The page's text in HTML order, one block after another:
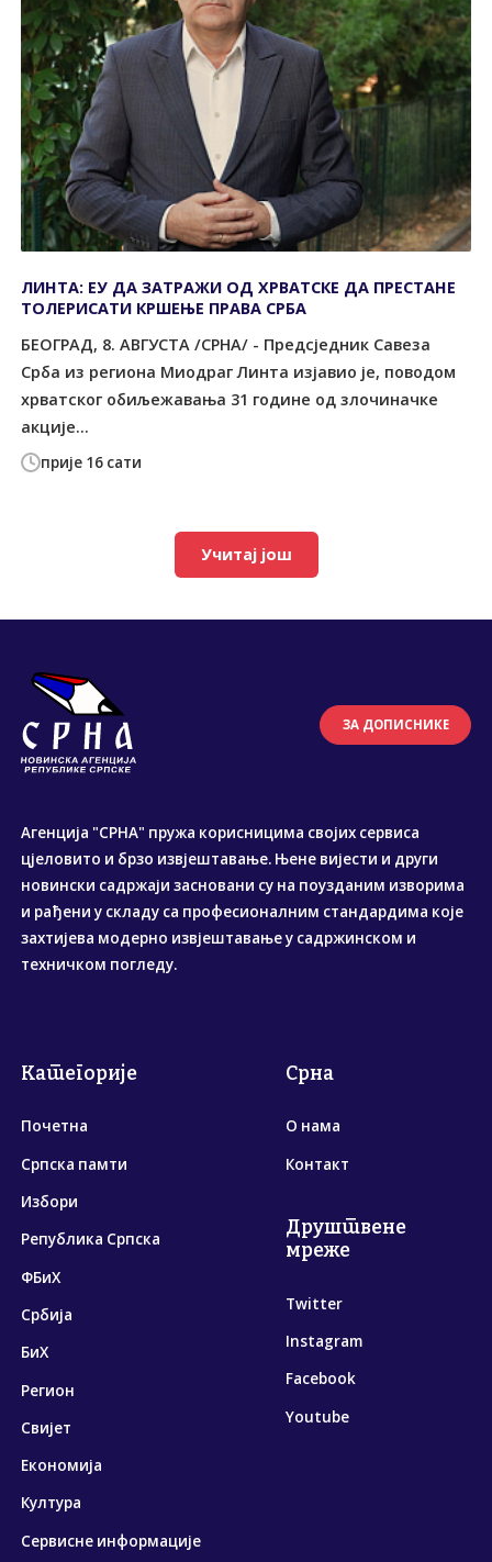
прије 16 сати
ЛИНТА: ЕУ ДА ЗАТРАЖИ ОД ХРВАТСКЕ ДА ПРЕСТАНЕ
ТОЛЕРИСАТИ КРШЕЊЕ ПРАВА СРБА
БЕОГРАД, 8. АВГУСТА /СРНА/ - Предсједник Савеза
Срба из региона Миодраг Линта изјавио је, поводом
хрватског обиљежавања 31 године од злочиначке
акције...
Учитај још
ЗА ДОПИСНИКЕ
Агенција "СРНА" пружа корисницима својих сервиса
цјеловито и брзо извјештавање. Њене вијести и други
новински садржаји засновани су на поузданим изворима
и рађени у складу са професионалним стандардима које
захтијева модерно извјештавање у садржинском и
техничком погледу.
Категорије
Почетна
Српска памти
Избори
Република Српска
ФБиХ
Србија
БиХ
Регион
Свијет
Економија
Култура
Сервисне информације
Срна
О нама
Контакт
Друштвене
мреже
Twitter
Instagram
Facebook
Youtube